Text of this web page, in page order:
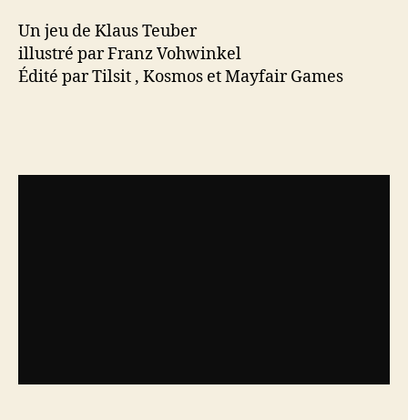
Un jeu de Klaus Teuber
illustré par Franz Vohwinkel
Édité par Tilsit , Kosmos et Mayfair Games